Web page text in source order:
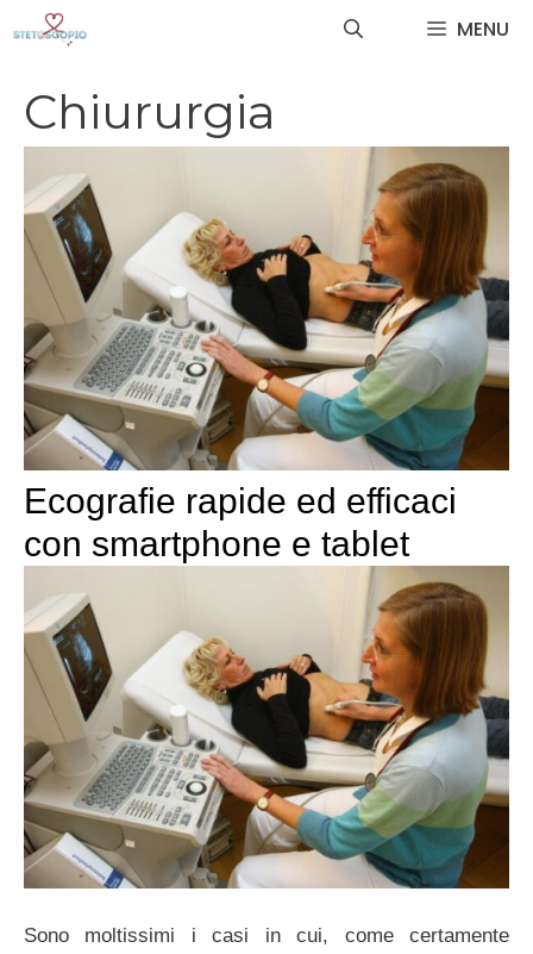
MENU
Chiururgia
Ecografie rapide ed efficaci
con smartphone e tablet
Sono moltissimi i casi in cui, come certamente